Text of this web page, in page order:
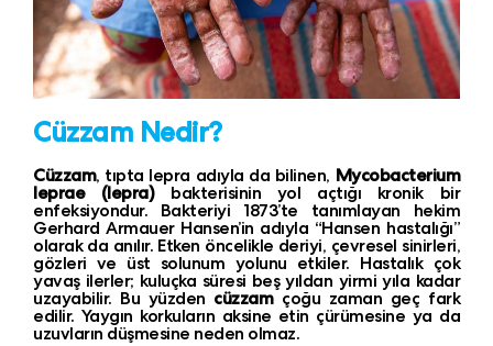
Cüzzam Nedir?
Cüzzam, tıpta lepra adıyla da bilinen, Mycobacterium
leprae (lepra)bakterisinin yol açtığı kronik bir
enfeksiyondur. Bakteriyi 1873’te tanımlayan hekim
Gerhard Armauer Hansen’in adıyla “Hansen hastalığı”
olarak da anılır. Etken öncelikle deriyi, çevresel sinirleri,
gözleri ve üst solunum yolunu etkiler. Hastalık çok
yavaş ilerler; kuluçka süresi beş yıldan yirmi yıla kadar
uzayabilir. Bu yüzden cüzzamçoğu zaman geç fark
edilir. Yaygın korkuların aksine etin çürümesine ya da
uzuvların düşmesine neden olmaz.